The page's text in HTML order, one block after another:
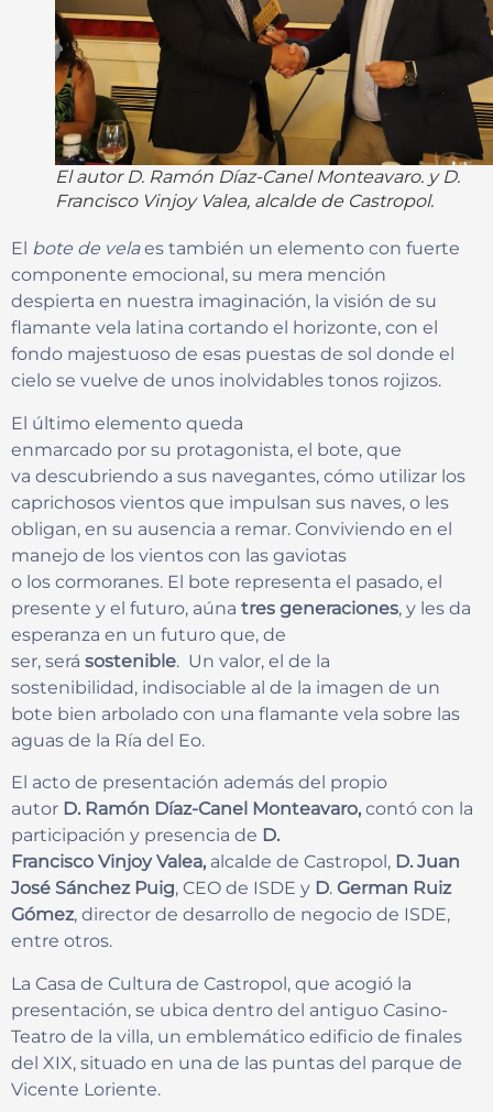
El autor D. Ramón Díaz-Canel Monteavaro. y D.
Francisco Vinjoy Valea, alcalde de Castropol.
El bote de velaes también un elemento con fuerte
componente emocional, su mera mención
despierta en nuestra imaginación, la visión de su
flamante vela latina cortando el horizonte, con el
fondo majestuoso de esas puestas de sol donde el
cielo se vuelve de unos inolvidables tonos rojizos.
El último elemento queda
enmarcado por su protagonista, el bote, que
va descubriendo a sus navegantes, cómo utilizar los
caprichosos vientos que impulsan sus naves, o les
obligan, en su ausencia a remar. Conviviendo en el
manejo de los vientos con las gaviotas
o los cormoranes. El bote representa el pasado, el
presente y el futuro, aúna tres generaciones, y les da
esperanza en un futuro que, de
ser, será sostenible. Un valor, el de la
sostenibilidad, indisociable al de la imagen de un
bote bien arbolado con una flamante vela sobre las
aguas de la Ría del Eo.
El acto de presentación además del propio
autor D. Ramón Díaz-Canel Monteavaro, contó con la
participación y presencia de D.
Francisco Vinjoy Valea, alcalde de Castropol, D. Juan
José Sánchez Puig, CEO de ISDE y D. German Ruiz
Gómez, director de desarrollo de negocio de ISDE,
entre otros.
La Casa de Cultura de Castropol, que acogió la
presentación, se ubica dentro del antiguo Casino-
Teatro de la villa, un emblemático edificio de finales
del XIX, situado en una de las puntas del parque de
Vicente Loriente.